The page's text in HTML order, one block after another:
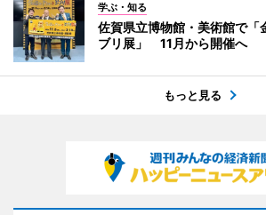
学ぶ・知る
佐賀県立博物館・美術館で「
ブリ展」 11月から開催へ
もっと見る